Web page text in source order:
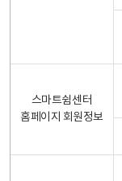
스마트쉼센터
홈페이지 회원정보